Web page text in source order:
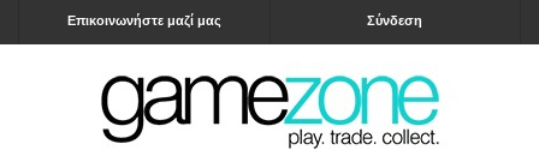
Σύνδεση
Επικοινωνήστε μαζί μας